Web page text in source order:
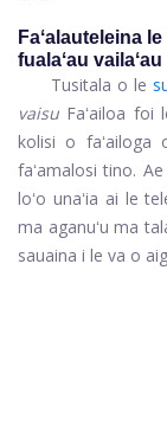
Faʻalauteleina
fualaʻau vailaʻau
Tusitala o le
vaisu Faʻailoa foi
kolisi o faʻailoga
faʻamalosi tino.
loʻo unaʻia ai le
ma aganuʻu ma
sauaina i le va o